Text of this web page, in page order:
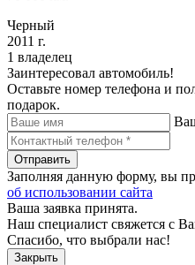
Черный
2011 г.
1 владелец
Заинтересовал автомобиль!
Оставьте номер телефона и
подарок.
Отправить
Заполняя данную форму, вы
об использовании сайта
Ваша заявка принята.
Наш специалист свяжется с
Спасибо, что выбрали нас!
Закрыть